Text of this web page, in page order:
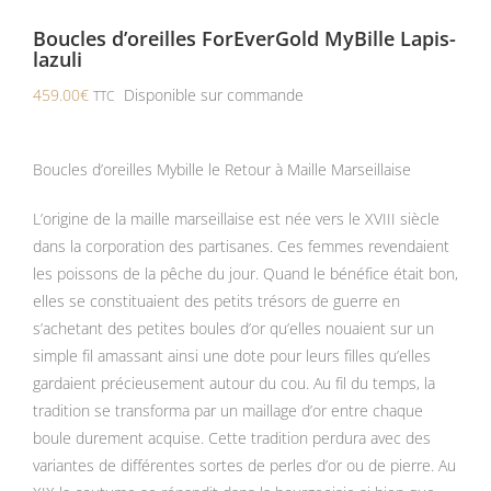
Boucles d’oreilles ForEverGold MyBille Lapis-
lazuli
459.00€ TTC Disponible sur commande
Boucles d’oreilles Mybille le Retour à Maille Marseillaise
L’origine de la maille marseillaise est née vers le XVIII siècle
dans la corporation des partisanes. Ces femmes revendaient
les poissons de la pêche du jour. Quand le bénéfice était bon,
elles se constituaient des petits trésors de guerre en
s’achetant des petites boules d’or qu’elles nouaient sur un
simple fil amassant ainsi une dote pour leurs filles qu’elles
gardaient précieusement autour du cou. Au fil du temps, la
tradition se transforma par un maillage d’or entre chaque
boule durement acquise. Cette tradition perdura avec des
variantes de différentes sortes de perles d’or ou de pierre. Au